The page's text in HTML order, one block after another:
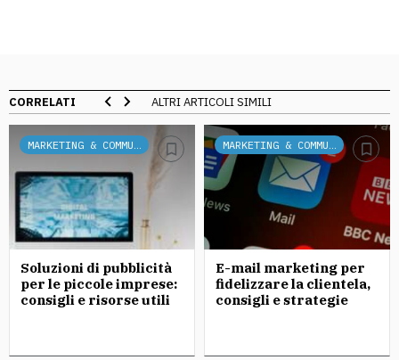
CORRELATI ALTRI ARTICOLI SIMILI
Soluzioni di pubblicità
per le piccole imprese:
consigli e risorse utili
E-mail marketing per
fidelizzare la clientela,
consigli e strategie